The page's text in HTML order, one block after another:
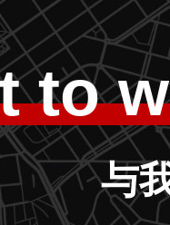
to
与